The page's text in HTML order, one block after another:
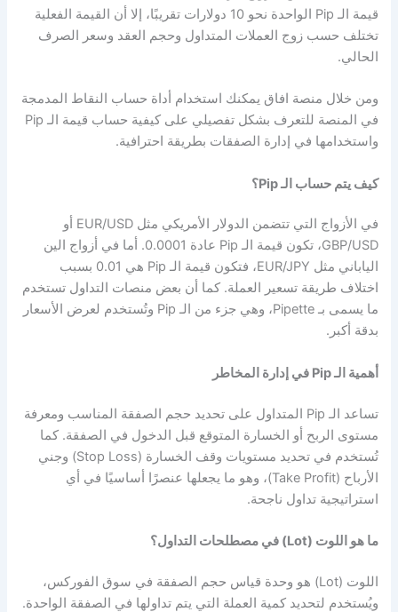
قيمة الـ Pip الواحدة نحو 10 دولارات تقريبًا، إلا أن القيمة الفعلية
تختلف حسب زوج العملات المتداول وحجم العقد وسعر الصرف
الحالي.
ومن خلال منصة افاق يمكنك استخدام أداة حساب النقاط المدمجة
في المنصة للتعرف بشكل تفصيلي على كيفية حساب قيمة الـ Pip
واستخدامها في إدارة الصفقات بطريقة احترافية.
كيف يتم حساب الـ Pip؟
في الأزواج التي تتضمن الدولار الأمريكي مثل EUR/USD أو
GBP/USD، تكون قيمة الـ Pip عادة 0.0001. أما في أزواج الين
الياباني مثل EUR/JPY، فتكون قيمة الـ Pip هي 0.01 بسبب
اختلاف طريقة تسعير العملة. كما أن بعض منصات التداول تستخدم
ما يسمى بـ Pipette، وهي جزء من الـ Pip وتُستخدم لعرض الأسعار
بدقة أكبر.
أهمية الـ Pip في إدارة المخاطر
تساعد الـ Pip المتداول على تحديد حجم الصفقة المناسب ومعرفة
مستوى الربح أو الخسارة المتوقع قبل الدخول في الصفقة. كما
تُستخدم في تحديد مستويات وقف الخسارة (Stop Loss) وجني
الأرباح (Take Profit)، وهو ما يجعلها عنصرًا أساسيًا في أي
استراتيجية تداول ناجحة.
ما هو اللوت (Lot) في مصطلحات التداول؟
اللوت (Lot) هو وحدة قياس حجم الصفقة في سوق الفوركس،
ويُستخدم لتحديد كمية العملة التي يتم تداولها في الصفقة الواحدة.